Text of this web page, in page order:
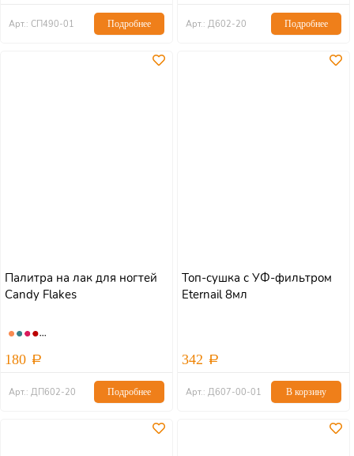
Арт.: СП490-01 Подробнее Арт.: Д602-20 Подробнее
Палитра на лак для ногтей
Candy Flakes
180
Арт.: ДП602-20 Подробнее
Топ-сушка с УФ-фильтром
Eternail 8мл
342
Арт.: Д607-00-01 В корзину